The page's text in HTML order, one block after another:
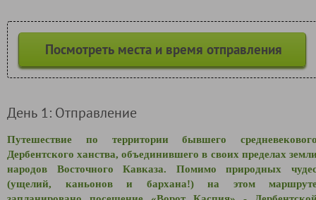
Посмотреть места и время отправления
День 1: Отправление
Путешествие по территории бывшего
Дербентского ханства, объединившего в своих пределах
народов Восточного Кавказа. Помимо природных
(ущелий, каньонов и бархана!) на этом